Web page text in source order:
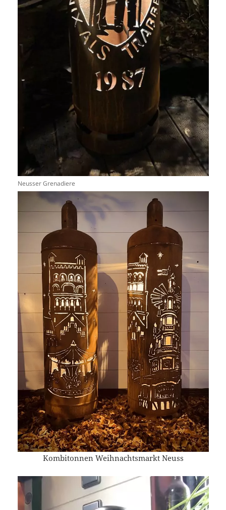
Neusser Grenadiere
Kombitonnen Weihnachtsmarkt Neuss